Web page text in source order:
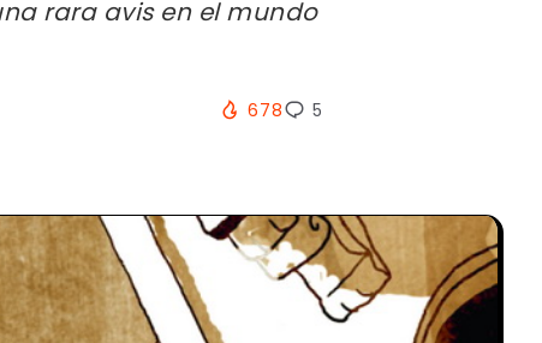
rara avis en el mundo
678 5